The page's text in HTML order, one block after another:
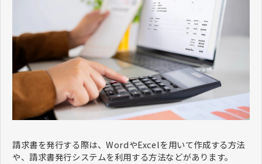
請求書を発行する際は、WordやExcelを用いて作成する方法
や、請求書発行システムを利用する方法などがあります。